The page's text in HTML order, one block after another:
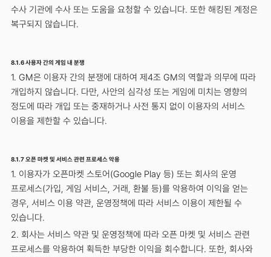
수사 기관에 수사 또는 도움을 요청할 수 있습니다. 또한 해킹된 계정은
복구되지 않습니다.
8.1.6 사용자 간의 게임 내 분쟁
1. GM은 이용자 간의 분쟁에 대하여 제4조 GM의 역할과 의무에 따라
개입하지 않습니다. 다만, 사안의 심각성 또는 게임에 미치는 영향의
정도에 따라 개입 또는 중재하거나 사전 통지 없이 이용자의 서비스
이용을 제한할 수 있습니다.
8.1.7 오픈 마켓 및 서비스 관련 프로세스 악용
1. 이용자가 오픈마켓 스토어(Google Play 등) 또는 회사의 운영
프로세스(가입, 게임 서비스, 거래, 환불 등)를 악용하여 이익을 얻는
경우, 서비스 이용 약관, 운영정책에 따라 서비스 이용이 제한될 수
있습니다.
2. 회사는 서비스 약관 및 운영정책에 따라 오픈 마켓 및 서비스 관련
프로세스를 악용하여 획득한 부당한 이익을 회수합니다. 또한, 회사와